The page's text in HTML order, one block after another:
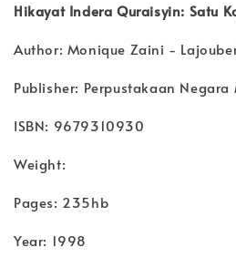
Hikayat Indera Quraisyin: Satu
Author: Monique Zaini -
Publisher: Perpustakaan Negara
ISBN: 9679310930
Weight:
Pages: 235hb
Year: 1998